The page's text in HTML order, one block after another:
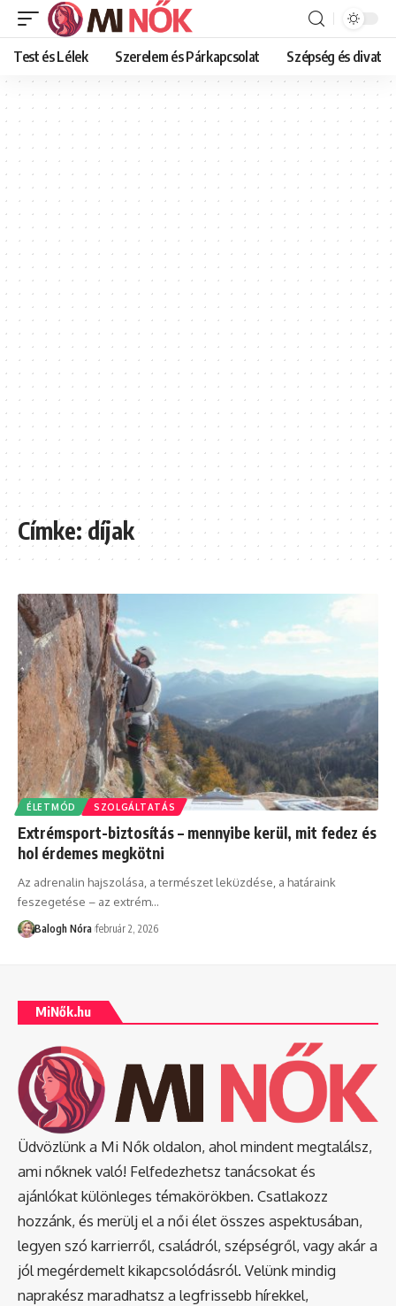
Test és Lélek Szerelem és Párkapcsolat Szépség és divat
Címke:díjak
ÉLETMÓD SZOLGÁLTATÁS
Extrémsport-biztosítás – mennyibe kerül, mit fedez és
hol érdemes megkötni
Az adrenalin hajszolása, a természet leküzdése, a határaink
feszegetése – az extrém…
Balogh Nóra február 2, 2026
MiNők.hu
Üdvözlünk a Mi Nők oldalon, ahol mindent megtalálsz,
ami nőknek való! Felfedezhetsz tanácsokat és
ajánlókat különleges témakörökben. Csatlakozz
hozzánk, és merülj el a női élet összes aspektusában,
legyen szó karrierről, családról, szépségről, vagy akár a
jól megérdemelt kikapcsolódásról. Velünk mindig
naprakész maradhatsz a legfrissebb hírekkel,